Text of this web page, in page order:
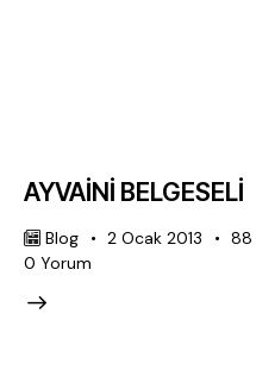
AYVAİNİ BELGESELİ
Blog 2 Ocak 2013 88
0 Yorum